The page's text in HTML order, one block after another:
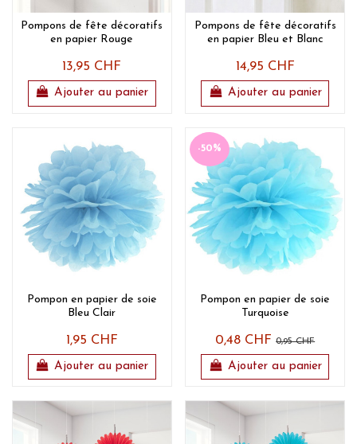
Pompons de fête décoratifs
en papier Rouge
13,95 CHF
Ajouter au panier
Pompons de fête décoratifs
en papier Bleu et Blanc
14,95 CHF
Ajouter au panier
Pompon en papier de soie
Bleu Clair
1,95 CHF
Ajouter au panier
-50%
Pompon en papier de soie
Turquoise
0,48 CHF0,95 CHF
Ajouter au panier